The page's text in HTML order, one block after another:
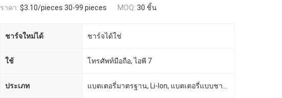
ราคา: $3.10/pieces 30-99 pieces MOQ: 30 ชิ้น
ชาร์จใหม่ได้ ชาร์จได้ใช่
ใช้ โทรศัพท์มือถือ, ไอพี 7
ประเภท